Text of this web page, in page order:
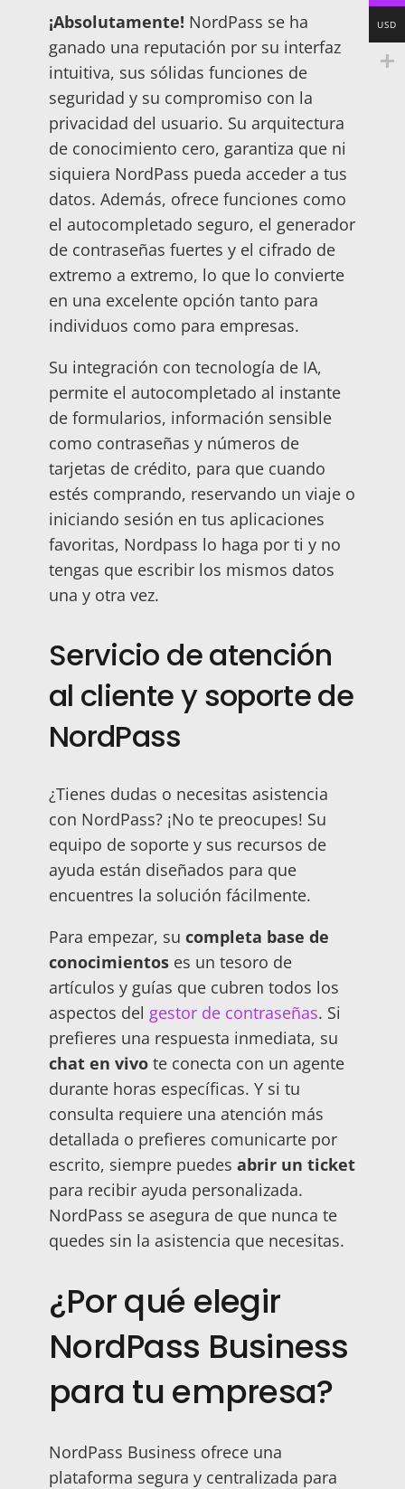
¡Absolutamente! NordPass se ha
ganado una reputación por su interfaz
intuitiva, sus sólidas funciones de
seguridad y su compromiso con la
privacidad del usuario. Su arquitectura
de conocimiento cero, garantiza que ni
siquiera NordPass pueda acceder a tus
datos. Además, ofrece funciones como
el autocompletado seguro, el generador
de contraseñas fuertes y el cifrado de
extremo a extremo, lo que lo convierte
en una excelente opción tanto para
individuos como para empresas.
Su integración con tecnología de IA,
permite el autocompletado al instante
de formularios, información sensible
como contraseñas y números de
tarjetas de crédito, para que cuando
estés comprando, reservando un viaje o
iniciando sesión en tus aplicaciones
favoritas, Nordpass lo haga por ti y no
tengas que escribir los mismos datos
una y otra vez.
Servicio de atención
al cliente y soporte de
NordPass
¿Tienes dudas o necesitas asistencia
con NordPass? ¡No te preocupes! Su
equipo de soporte y sus recursos de
ayuda están diseñados para que
encuentres la solución fácilmente.
Para empezar, su completa base de
conocimientos es un tesoro de
artículos y guías que cubren todos los
aspectos del gestor de contraseñas. Si
prefieres una respuesta inmediata, su
chat en vivo te conecta con un agente
durante horas específicas. Y si tu
consulta requiere una atención más
detallada o prefieres comunicarte por
escrito, siempre puedes abrir un ticket
para recibir ayuda personalizada.
NordPass se asegura de que nunca te
quedes sin la asistencia que necesitas.
¿Por qué elegir
NordPass Business
para tu empresa?
NordPass Business ofrece una
plataforma segura y centralizada para
USD